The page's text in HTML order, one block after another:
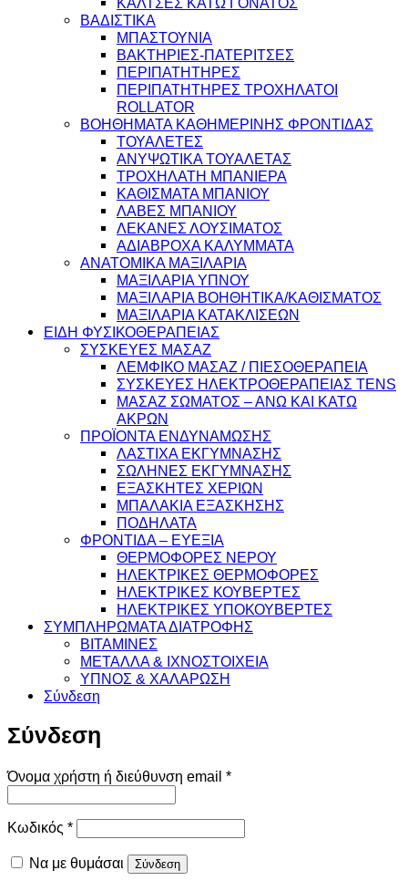
ΒΑΔΙΣΤΙΚΑ
ΜΠΑΣΤΟΥΝΙΑ
ΒΑΚΤΗΡΙΕΣ-ΠΑΤΕΡΙΤΣΕΣ
ΠΕΡΙΠΑΤΗΤΗΡΕΣ
ΠΕΡΙΠΑΤΗΤΗΡΕΣ ΤΡΟΧΗΛΑΤΟΙ
ROLLATOR
ΒΟΗΘΗΜΑΤΑ ΚΑΘΗΜΕΡΙΝΗΣ ΦΡΟΝΤΙΔΑΣ
ΤΟΥΑΛΕΤΕΣ
ΑΝΥΨΩΤΙΚΑ ΤΟΥΑΛΕΤΑΣ
ΤΡΟΧΗΛΑΤΗ ΜΠΑΝΙΕΡΑ
ΚΑΘΙΣΜΑΤΑ ΜΠΑΝΙΟΥ
ΛΑΒΕΣ ΜΠΑΝΙΟΥ
ΛΕΚΑΝΕΣ ΛΟΥΣΙΜΑΤΟΣ
ΑΔΙΑΒΡΟΧΑ ΚΑΛΥΜΜΑΤΑ
ΑΝΑΤΟΜΙΚΑ ΜΑΞΙΛΑΡΙΑ
ΜΑΞΙΛΑΡΙΑ ΥΠΝΟΥ
ΜΑΞΙΛΑΡΙΑ ΒΟΗΘΗΤΙΚΑ/ΚΑΘΙΣΜΑΤΟΣ
ΜΑΞΙΛΑΡΙΑ ΚΑΤΑΚΛΙΣΕΩΝ
ΕΙΔΗ ΦΥΣΙΚΟΘΕΡΑΠΕΙΑΣ
ΣΥΣΚΕΥΕΣ ΜΑΣΑΖ
ΛΕΜΦΙΚΟ ΜΑΣΑΖ / ΠΙΕΣΟΘΕΡΑΠΕΙΑ
ΣΥΣΚΕΥΕΣ ΗΛΕΚΤΡΟΘΕΡΑΠΕΙΑΣ TENS
ΜΑΣΑΖ ΣΩΜΑΤΟΣ – ΑΝΩ ΚΑΙ ΚΑΤΩ
ΑΚΡΩΝ
ΠΡΟΪΟΝΤΑ ΕΝΔΥΝΑΜΩΣΗΣ
ΛΑΣΤΙΧΑ ΕΚΓΥΜΝΑΣΗΣ
ΣΩΛΗΝΕΣ ΕΚΓΥΜΝΑΣΗΣ
ΕΞΑΣΚΗΤΕΣ ΧΕΡΙΩΝ
ΜΠΑΛΑΚΙΑ ΕΞΑΣΚΗΣΗΣ
ΠΟΔΗΛΑΤΑ
ΦΡΟΝΤΙΔΑ – ΕΥΕΞΙΑ
ΘΕΡΜΟΦΟΡΕΣ ΝΕΡΟΥ
ΗΛΕΚΤΡΙΚΕΣ ΘΕΡΜΟΦΟΡΕΣ
ΗΛΕΚΤΡΙΚΕΣ ΚΟΥΒΕΡΤΕΣ
ΗΛΕΚΤΡΙΚΕΣ ΥΠΟΚΟΥΒΕΡΤΕΣ
ΣΥΜΠΛΗΡΩΜΑΤΑ ΔΙΑΤΡΟΦΗΣ
ΒΙΤΑΜΙΝΕΣ
ΜΕΤΑΛΛΑ & ΙΧΝΟΣΤΟΙΧΕΙΑ
ΥΠΝΟΣ & ΧΑΛΑΡΩΣΗ
Σύνδεση
Σύνδεση
Όνομα χρήστη ή διεύθυνση email *Απαιτείται
Κωδικός *Απαιτείται
Να με θυμάσαι Σύνδεση